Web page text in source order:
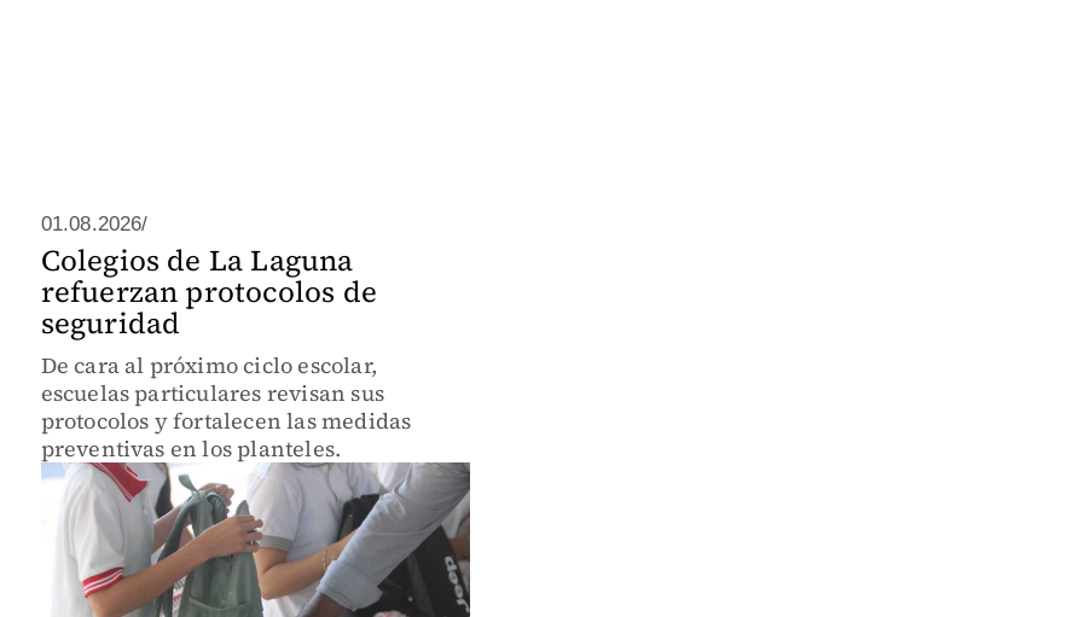
01.08.2026/
Colegios de La Laguna
refuerzan protocolos de
seguridad
De cara al próximo ciclo escolar,
escuelas particulares revisan sus
protocolos y fortalecen las medidas
preventivas en los planteles.